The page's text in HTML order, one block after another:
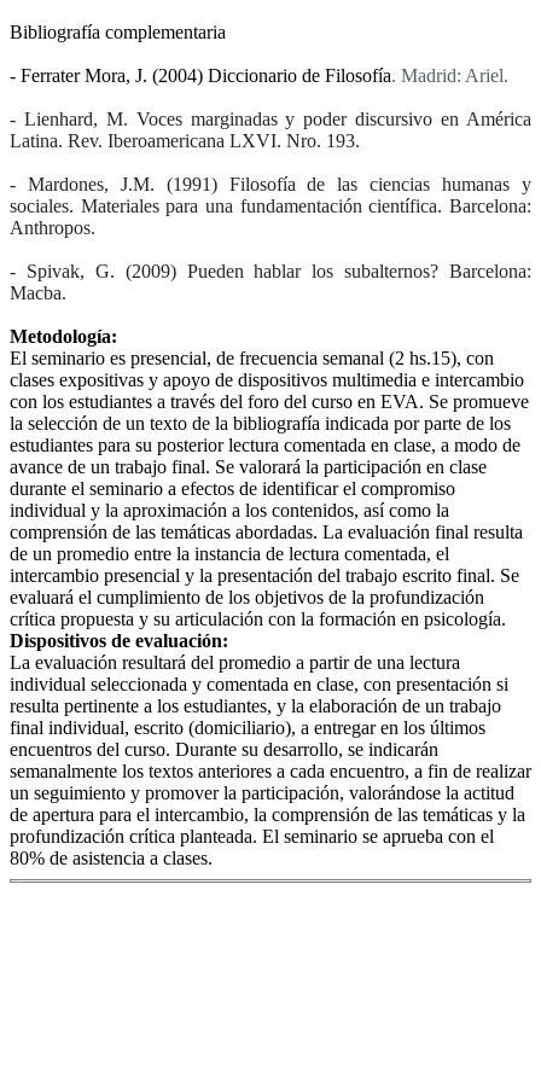
Bibliografía complementaria
- Ferrater Mora, J. (2004) Diccionario de Filosofía. Madrid: Ariel.
- Lienhard, M. Voces marginadas y poder discursivo en América
Latina. Rev. Iberoamericana LXVI. Nro. 193.
- Mardones, J.M. (1991) Filosofía de las ciencias humanas y
sociales. Materiales para una fundamentación científica. Barcelona:
Anthropos.
- Spivak, G. (2009) Pueden hablar los subalternos? Barcelona:
Macba.
Metodología:
El seminario es presencial, de frecuencia semanal (2 hs.15), con
clases expositivas y apoyo de dispositivos multimedia e intercambio
con los estudiantes a través del foro del curso en EVA. Se promueve
la selección de un texto de la bibliografía indicada por parte de los
estudiantes para su posterior lectura comentada en clase, a modo de
avance de un trabajo final. Se valorará la participación en clase
durante el seminario a efectos de identificar el compromiso
individual y la aproximación a los contenidos, así como la
comprensión de las temáticas abordadas. La evaluación final resulta
de un promedio entre la instancia de lectura comentada, el
intercambio presencial y la presentación del trabajo escrito final. Se
evaluará el cumplimiento de los objetivos de la profundización
crítica propuesta y su articulación con la formación en psicología.
Dispositivos de evaluación:
La evaluación resultará del promedio a partir de una lectura
individual seleccionada y comentada en clase, con presentación si
resulta pertinente a los estudiantes, y la elaboración de un trabajo
final individual, escrito (domiciliario), a entregar en los últimos
encuentros del curso. Durante su desarrollo, se indicarán
semanalmente los textos anteriores a cada encuentro, a fin de realizar
un seguimiento y promover la participación, valorándose la actitud
de apertura para el intercambio, la comprensión de las temáticas y la
profundización crítica planteada. El seminario se aprueba con el
80% de asistencia a clases.